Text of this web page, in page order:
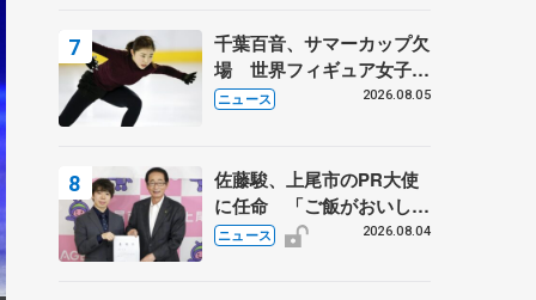
に 小林芳子さんが振り返
るスケート人生
千葉百音、サマーカップ欠
場 世界フィギュア女子2
位
ニュース 2026.08.05
佐藤駿、上尾市のPR大使
に任命 「ご飯がおいし
く、住みやすいのが魅力」
ニュース 2026.08.04